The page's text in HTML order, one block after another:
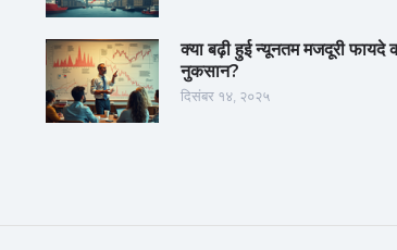
क्या बढ़ी हुई न्यूनतम मजदूरी फायदे
नुकसान?
दिसंबर १४, २०२५